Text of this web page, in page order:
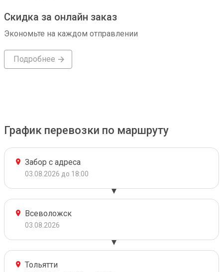
Скидка за онлайн заказ
Экономьте на каждом отправлении
Подробнее
График перевозки по маршруту
Забор с адреса
03.08.2026 до 18:00
Всеволожск
03.08.2026
Тольятти